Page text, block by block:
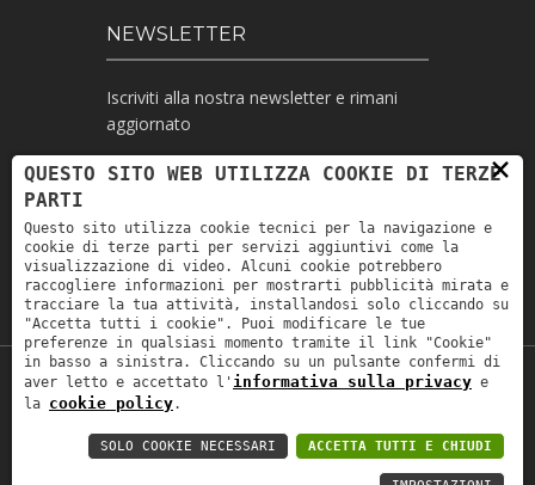
NEWSLETTER
Iscriviti alla nostra newsletter e rimani
aggiornato
Ho letto l'informativa e autorizzo il
trattamento dei miei dati personali per le
finalità ivi indicate *
Copyright © 2019Astrolabio. P.IVA:
Privacy policy-Privacy policy B2B -Area
×
QUESTO SITO WEB UTILIZZA COOKIE DI TERZE
PARTI
Questo sito utilizza cookie tecnici per la navigazione e
cookie di terze parti per servizi aggiuntivi come la
visualizzazione di video. Alcuni cookie potrebbero
raccogliere informazioni per mostrarti pubblicità mirata e
tracciare la tua attività, installandosi solo cliccando su
"Accetta tutti i cookie". Puoi modificare le tue
preferenze in qualsiasi momento tramite il link "Cookie"
in basso a sinistra. Cliccando su un pulsante confermi di
aver letto e accettato l' informativa sulla privacy e
la cookie policy.
ACCETTA TUTTI E CHIUDI
SOLO COOKIE NECESSARI